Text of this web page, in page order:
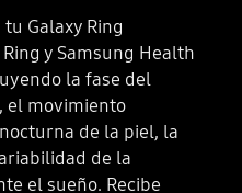
Galaxy Ring
y Samsung Health
la fase del
el movimiento
de la piel, la
de la
el sueño. Recibe